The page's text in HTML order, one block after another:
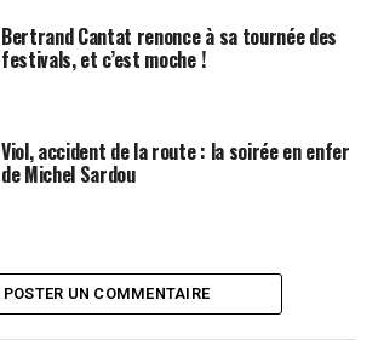
Bertrand Cantat renonce à sa tournée des
festivals, et c’est moche !
Viol, accident de la route : la soirée en enfer
de Michel Sardou
POSTER UN COMMENTAIRE